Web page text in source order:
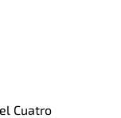
Cuatro